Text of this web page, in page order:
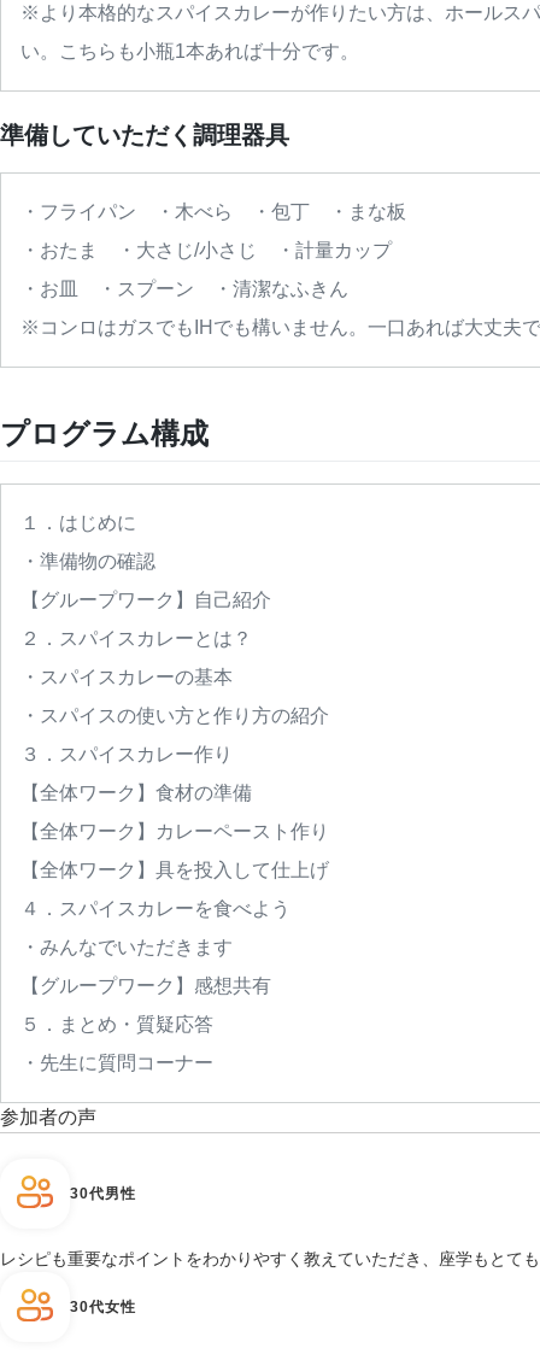
※より本格的なスパイスカレーが作りたい方は、ホールス
い。こちらも小瓶1本あれば十分です。
準備していただく調理器具
・フライパン　・木べら　・包丁　・まな板
・おたま　・大さじ/小さじ　・計量カップ
・お皿　・スプーン　・清潔なふきん
※コンロはガスでもIHでも構いません。一口あれば大丈夫
プログラム構成
１．はじめに
・準備物の確認
【グループワーク】自己紹介
２．スパイスカレーとは？
・スパイスカレーの基本
・スパイスの使い方と作り方の紹介
３．スパイスカレー作り
【全体ワーク】食材の準備
【全体ワーク】カレーペースト作り
【全体ワーク】具を投入して仕上げ
４．スパイスカレーを食べよう
・みんなでいただきます
【グループワーク】感想共有
５．まとめ・質疑応答
・先生に質問コーナー
参加者の声
30代男性
レシピも重要なポイントをわかりやすく教えていただき、座学もとて
30代女性